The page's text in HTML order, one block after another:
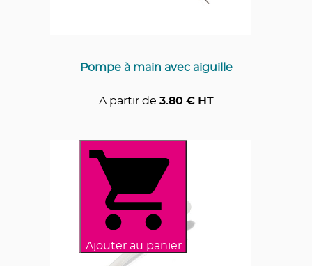
Pompe à main avec aiguille
A partir de 3.80 € HT
Ajouter au panier